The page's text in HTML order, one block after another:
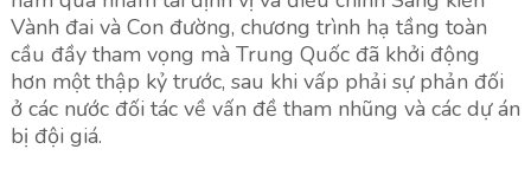
Vành đai và Con đường, chương trình hạ tầng toàn
cầu đầy tham vọng mà Trung Quốc đã khởi động
hơn một thập kỷ trước, sau khi vấp phải sự phản đối
ở các nước đối tác về vấn đề tham nhũng và các dự án
bị đội giá.